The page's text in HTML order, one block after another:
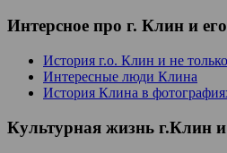
Интерсное про г. Клин и
История г.о. Клин и не
Интересные люди Клина
История Клина в
Культурная жизнь г.Клин и